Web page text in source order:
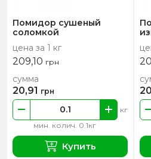
Помидор сушеный
соломкой
цена за 1 кг
209,10 грн
мин. колич. 0.1кг
кг
сумма
20,91 грн
Купить